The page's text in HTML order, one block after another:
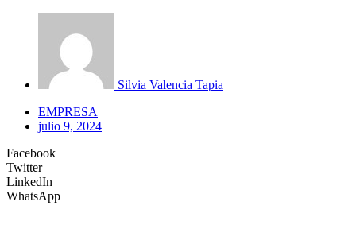
Silvia Valencia Tapia
EMPRESA
julio 9, 2024
Facebook
Twitter
LinkedIn
WhatsApp